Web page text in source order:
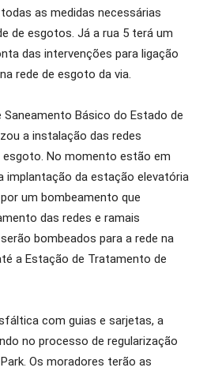
as medidas necessárias
de esgotos. Já a rua 5 terá um
das intervenções para ligação
rede de esgoto da via.
Saneamento Básico do Estado de
a instalação das redes
No momento estão em
implantação da estação elevatória
um bombeamento que
das redes e ramais
bombeados para a rede na
a Estação de Tratamento de
com guias e sarjetas, a
no processo de regularização
Os moradores terão as